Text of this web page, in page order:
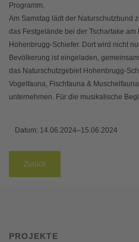
Programm.
Am Samstag lädt der Naturschutzbund
das Festgelände bei der Tschartake
Hohenbrugg-Schiefer. Dort wird nicht
Bevölkerung ist eingeladen,
das Naturschutzgebiet Hohenbrugg-
Vogelfauna, Fischfauna &
unternehmen. Für die musikalische
Datum: 14.06.2024–15.06.2024
Zurück
PROJEKTE